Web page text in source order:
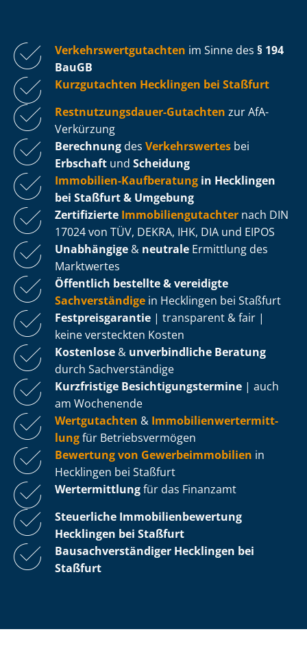
Ver­kehrs­wert­gut­ach­ten im Sinne des § 194
BauGB
Kurzgutachten Hecklingen bei Staßfurt
Rest­nut­zungs­dau­er-Gutachten zur AfA-
Verkürzung
Berechnung des Verkehrswertes bei
Erbschaft und Scheidung
Immobilien-Kaufberatung in Hecklingen
bei Staßfurt & Umgebung
Zertifizierte Im­mo­bi­li­en­gut­ach­ter nach DIN
17024 von TÜV, DEKRA, IHK, DIA und EIPOS
Unabhängige & neutrale Ermittlung des
Marktwertes
Öffentlich bestellte & vereidigte
Sachverständige in Hecklingen bei Staßfurt
Fest­preis­ga­ran­tie | transparent & fair |
keine versteckten Kosten
Kostenlose & unverbindliche Beratung
durch Sachverständige
Kurzfristige Be­sich­ti­gungs­ter­mi­ne | auch
am Wochenende
Wertgutachten & Im­mo­bi­li­en­wert­ermitt­
lungfür Be­triebs­ver­mö­gen
Bewertung von Ge­wer­be­im­mo­bi­li­en in
Hecklingen bei Staßfurt
Wertermittlungfür das Finanzamt
Steuerliche Im­mo­bi­li­en­be­wer­tung
Hecklingen bei Staßfurt
Bau­sach­ver­stän­di­ger Hecklingen bei
Staßfurt